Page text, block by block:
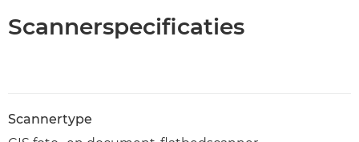
Scannerspecificaties
Scannertype